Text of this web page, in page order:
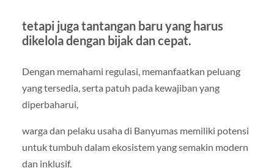
tetapi juga tantangan baru yang harus
dikelola dengan bijak dan cepat.
Dengan memahami regulasi, memanfaatkan peluang
yang tersedia, serta patuh pada kewajiban yang
diperbaharui,
warga dan pelaku usaha di Banyumas memiliki potensi
untuk tumbuh dalam ekosistem yang semakin modern
dan inklusif.